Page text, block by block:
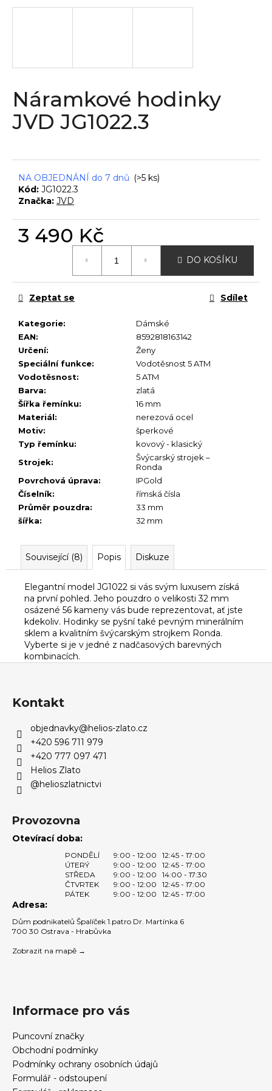
Náramkové hodinky
JVD JG1022.3
NA OBJEDNÁNÍ do 7 dnů (>5 ks)
Kód: JG1022.3
Značka: JVD
3 490 Kč
DO KOŠÍKU
Kategorie:
Dámské
EAN:
8592818163142
Určení:
Ženy
Speciální funkce:
Vodotěsnost 5 ATM
Vodotěsnost:
5 ATM
Barva:
zlatá
Šířka řemínku:
16 mm
Materiál:
nerezová ocel
Motiv:
šperkové
Typ řemínku:
kovový - klasický
Strojek:
Švýcarský strojek –
Ronda
Povrchová úprava:
IPGold
Číselník:
římská čísla
Průměr pouzdra:
33 mm
šířka: 32 mm
Zeptat se Sdílet
Související (8) Popis Diskuze
Elegantní model JG1022 si vás svým luxusem získá
na první pohled. Jeho pouzdro o velikosti 32 mm
osázené 56 kameny vás bude reprezentovat, ať jste
kdekoliv. Hodinky se pyšní také pevným minerálním
sklem a kvalitním švýcarským strojkem Ronda.
Vyberte si je v jedné z nadčasových barevných
kombinacích.
t
D
o
p
o
m
e
Kontakt
objednavky@helios-zlato.cz
+420 596 711 979
+420 777 097 471
Helios Zlato
@helioszlatnictvi
Provozovna
Otevírací doba:
PONDĚLÍ 9:00 - 12:00
12:45 - 17:00
ÚTERÝ
9:00 - 12:00
12:45 - 17:00
STŘEDA
9:00 - 12:00
14:00 - 17:30
ČTVRTEK
9:00 - 12:00
12:45 - 17:00
PÁTEK
9:00 - 12:00 12:45 - 17:00
Adresa:
Dům podnikatelů Špalíček 1.patro Dr. Martínka 6
700 30 Ostrava - Hrabůvka
Zobrazit na mapě →
Informace pro vás
Puncovní značky
Obchodní podmínky
Podmínky ochrany osobních údajů
Formulář - odstoupení